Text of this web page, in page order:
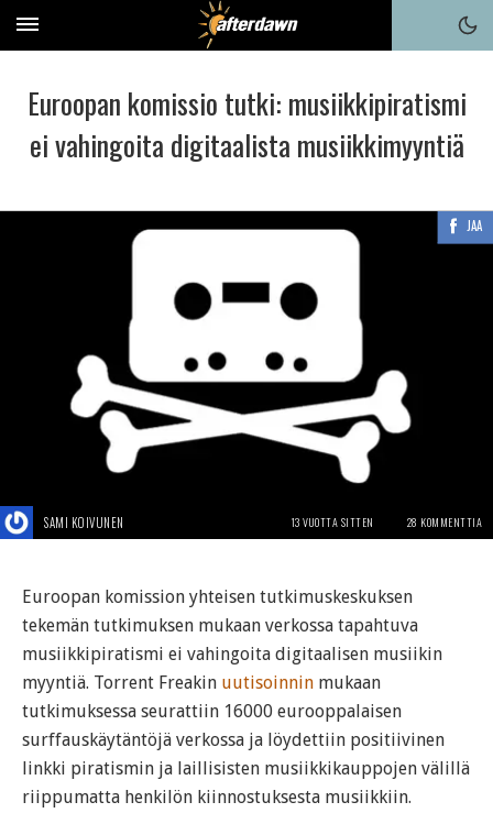
Euroopan komissio tutki: musiikkipiratismi
ei vahingoita digitaalista musiikkimyyntiä
JAA
SAMI KOIVUNEN 13 VUOTTA SITTEN 28 KOMMENTTIA
Euroopan komission yhteisen tutkimuskeskuksen
tekemän tutkimuksen mukaan verkossa tapahtuva
musiikkipiratismi ei vahingoita digitaalisen musiikin
myyntiä. Torrent Freakin uutisoinnin mukaan
tutkimuksessa seurattiin 16000 eurooppalaisen
surffauskäytäntöjä verkossa ja löydettiin positiivinen
linkki piratismin ja laillisisten musiikkikauppojen välillä
riippumatta henkilön kiinnostuksesta musiikkiin.